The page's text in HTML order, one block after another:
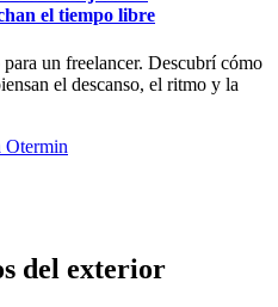
el tiempo libre
un freelancer. Descubrí cómo
el descanso, el ritmo y la
Otermin
del exterior